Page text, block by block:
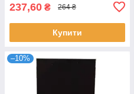
237,60 ₴ 264 ₴
Купити
–10%